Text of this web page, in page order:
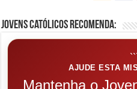
Jovens Católicos Recomenda:
AJUDE ESTA
Mantenha o